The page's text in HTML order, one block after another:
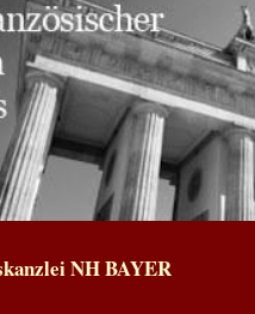
NH BAYER